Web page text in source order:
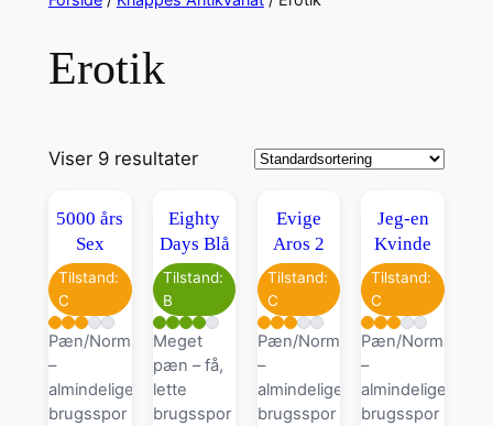
indhold
Erotik
Viser 9 resultater
5000 års
Sex
Tilstand:
C
Pæn/Normal
–
almindelige
brugsspor
Eighty
Days Blå
Tilstand:
B
Meget
pæn – få,
lette
brugsspor
Evige
Aros 2
Tilstand:
C
Pæn/Normal
–
almindelige
brugsspor
Jeg-en
Kvinde
Tilstand:
C
Pæn/Normal
–
almindelige
brugsspor